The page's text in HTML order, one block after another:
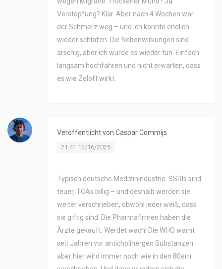
Verstopfung? Klar. Aber nach 4 Wochen war
der Schmerz weg – und ich konnte endlich
wieder schlafen. Die Nebenwirkungen sind
arschig, aber ich würde es wieder tun. Einfach
langsam hochfahren und nicht erwarten, dass
es wie Zoloft wirkt.
Veröffentlicht von Caspar Commijs
21:41 12/16/2025
Typisch deutsche Medizinindustrie. SSRIs sind
teuer, TCAs billig – und deshalb werden sie
weiter verschrieben, obwohl jeder weiß, dass
sie giftig sind. Die Pharmafirmen haben die
Ärzte gekauft. Werdet wach! Die WHO warnt
seit Jahren vor anticholinergen Substanzen –
aber hier wird immer noch wie in den 80ern